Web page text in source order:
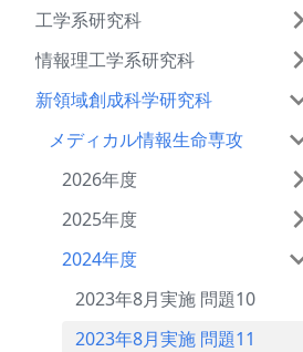
工学系研究科
情報理工学系研究科
新領域創成科学研究科
メディカル情報生命専攻
2026年度
2025年度
2024年度
2023年8月実施 問題10
2023年8月実施 問題11